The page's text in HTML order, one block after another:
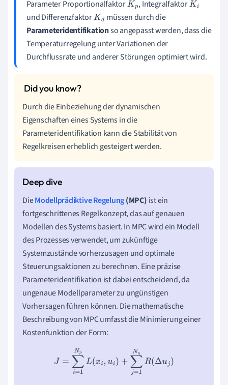
Parameter ProportionalfaktorKp , IntegralfaktorKi
und DifferenzfaktorKd müssen durch die
Parameteridentifikationso angepasst werden, dass die
Temperaturregelung unter Variationen der
Durchflussrate und anderer Störungen optimiert wird.
Durch die Einbeziehung der dynamischen
Eigenschaften eines Systems in die
Parameteridentifikation kann die Stabilität von
Regelkreisen erheblich gesteigert werden.
DieModellprädiktive Regelung(MPC) ist ein
fortgeschrittenes Regelkonzept, das auf genauen
Modellen des Systems basiert. In MPC wird ein Modell
des Prozesses verwendet, um zukünftige
Systemzustände vorherzusagen und optimale
Steuerungsaktionen zu berechnen. Eine präzise
Parameteridentifikation ist dabei entscheidend, da
ungenaue Modellparameter zu ungünstigen
Vorhersagen führen können. Die mathematische
Beschreibung von MPC umfasst die Minimierung einer
Kostenfunktion der Form:
∑i=1 pL ) =1Nu Δ